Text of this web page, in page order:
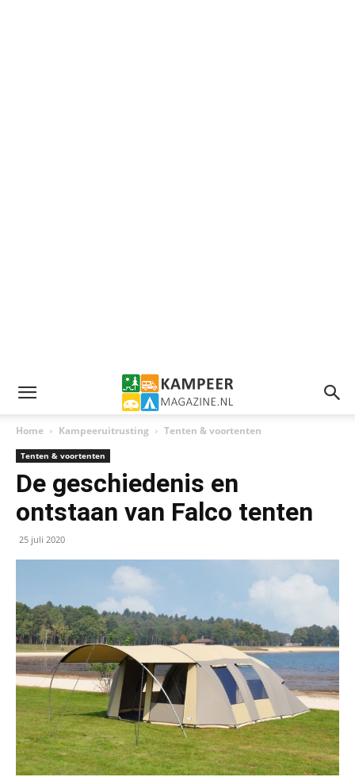
Home Kampeeruitrusting Tenten & voortenten
Tenten & voortenten
De geschiedenis en
ontstaan van Falco tenten
25 juli 2020